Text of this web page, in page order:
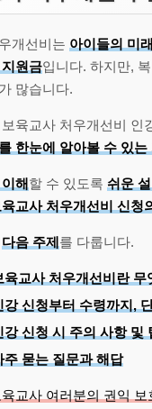
개선비는 아이들의 미
원금입니다. 하지만,
가 많습니다.
육교사 처우개선비 인
한눈에 알아볼 수 있는
해할 수 있도록 쉬운
육교사 처우개선비 신청
다음 주제를 다룹니다.
육교사 처우개선비란
강 신청부터 수령까지,
강 신청 시 주의 사항 및
주 묻는 질문과 해답
교사 여러분의 권익